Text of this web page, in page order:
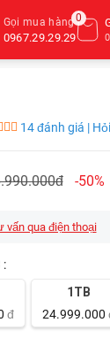
Gọi mua hàng
0967.29.29.29
0
14 đánh giá |
-50%
vấn qua điện thoại
:
đ
1TB
24.999.000